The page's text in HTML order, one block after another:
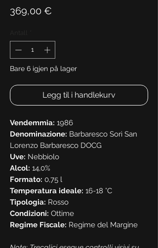
369,00 €
Bare 6 igjen på lager
Legg til i handlekurv
Vendemmia: 1986
Denominazione: Barbaresco Sorì San
Lorenzo Barbaresco DOCG
Uve: Nebbiolo
Alcol: 14,0%
Formato: 0,75 l
Temperatura ideale: 16-18 °C
Tipologia: Rosso
Condizioni: Ottime
Regime Fiscale: Regime del Margine